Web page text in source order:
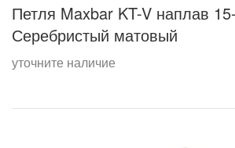
Петля Maxbar KT-V наплав
Серебристый матовый
уточните наличие